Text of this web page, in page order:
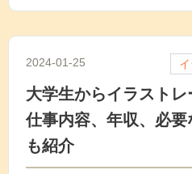
2024-01-25
大学生からイラスト
仕事内容、年収、必
も紹介